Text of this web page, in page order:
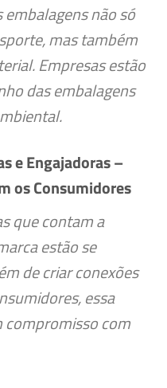
não só
mas também
Empresas estão
das embalagens
e Engajadoras –
os Consumidores
que contam a
estão se
de criar conexões
essa
com